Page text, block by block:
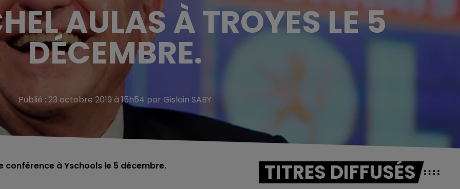
AULAS À TROYES LE 5
DÉCEMBRE.
Publié : 23 octobre 2019 à 15h54 par Gislain SABY
conférence à Yschools le 5 décembre. TITRES DIFFUSÉS